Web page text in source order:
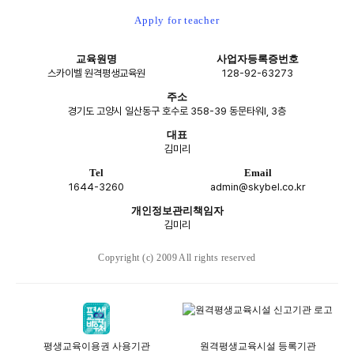
Apply for teacher
교육원명
스카이벨 원격평생교육원
사업자등록증번호
128-92-63273
주소
경기도 고양시 일산동구 호수로 358-39 동문타워I, 3층
대표
김미리
Tel
1644-3260
Email
admin@skybel.co.kr
개인정보관리책임자
김미리
Copyright (c) 2009 All rights reserved
평생교육이용권 사용기관 원격평생교육시설 등록기관